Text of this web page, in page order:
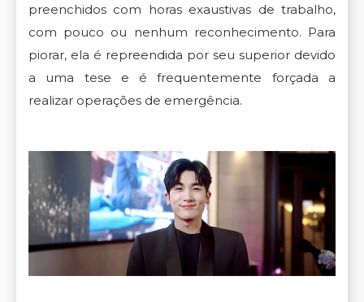
preenchidos com horas exaustivas de trabalho,
com pouco ou nenhum reconhecimento. Para
piorar, ela é repreendida por seu superior devido
a uma tese e é frequentemente forçada a
realizar operações de emergência.